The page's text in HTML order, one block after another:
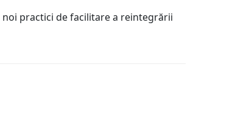
practici de facilitare a reintegrării